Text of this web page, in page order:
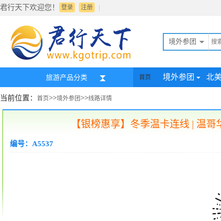
君行天下欢迎您！ 登录 |
注册
境外参团
旅游产品分类 首页 境外参团 北
当前位置： 首页>>境外参团>>线路详情
【银榜惠享】冬季温卡连线 | 温
编号：A5537